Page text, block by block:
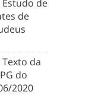
Estudo de
de
Texto da
do
2020